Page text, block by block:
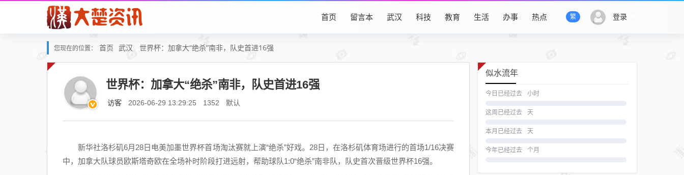
登录
繁
首页 留言本 武汉 科技 教育 生活 办事 热点
您现在的位置： 首页 武汉 世界杯：加拿大“绝杀”南非，队史首进16强
世界杯：加拿大“绝杀”南非，队史首进16强
访客 2026-06-29 13:29:25 1352 默认
新华社洛杉矶6月28日电美加墨世界杯首场淘汰赛就上演“绝杀”好戏。28日，在洛杉矶体育场进行的首场1/16决赛
中，加拿大队球员欧斯塔奇欧在全场补时阶段打进远射，帮助球队1:0“绝杀”南非队，队史首次晋级世界杯16强。
似水流年
今日已经过去 小时
这周已经过去 天
本月已经过去 天
今年已经过去 个月